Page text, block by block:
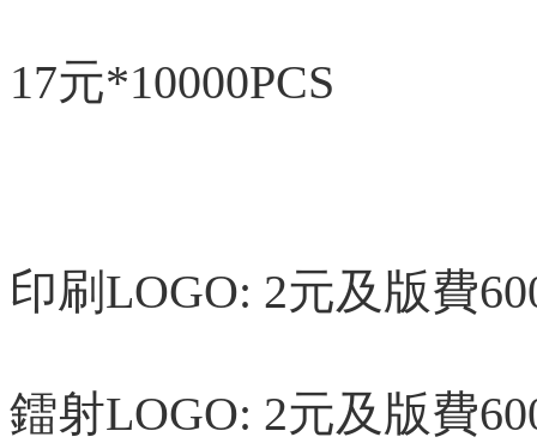
17元*10000PCS
印刷LOGO: 2元及版費
鐳射LOGO: 2元及版費